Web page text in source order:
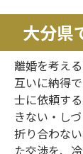
大分県
離婚を考え
互いに納得
士に依頼す
きない・し
折り合わな
た交渉を、